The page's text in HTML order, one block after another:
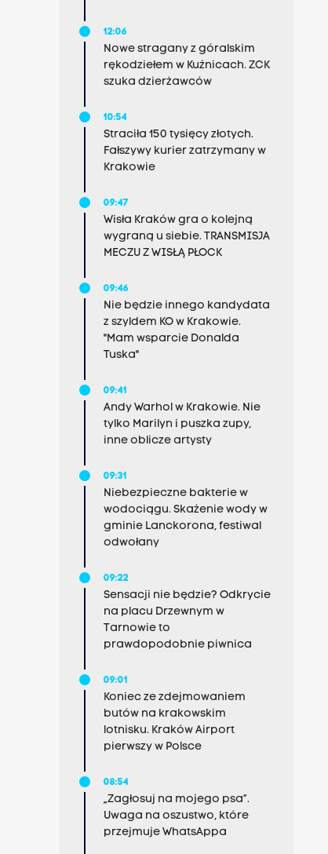
12:06
Nowe stragany z góralskim
rękodziełem w Kuźnicach. ZCK
szuka dzierżawców
10:54
Straciła 150 tysięcy złotych.
Fałszywy kurier zatrzymany w
Krakowie
09:47
Wisła Kraków gra o kolejną
wygraną u siebie. TRANSMISJA
MECZU Z WISŁĄ PŁOCK
09:46
Nie będzie innego kandydata
z szyldem KO w Krakowie.
"Mam wsparcie Donalda
Tuska"
09:41
Andy Warhol w Krakowie. Nie
tylko Marilyn i puszka zupy,
inne oblicze artysty
09:31
Niebezpieczne bakterie w
wodociągu. Skażenie wody w
gminie Lanckorona, festiwal
odwołany
09:22
Sensacji nie będzie? Odkrycie
na placu Drzewnym w
Tarnowie to
prawdopodobnie piwnica
09:01
Koniec ze zdejmowaniem
butów na krakowskim
lotnisku. Kraków Airport
pierwszy w Polsce
08:54
„Zagłosuj na mojego psa”.
Uwaga na oszustwo, które
przejmuje WhatsAppa